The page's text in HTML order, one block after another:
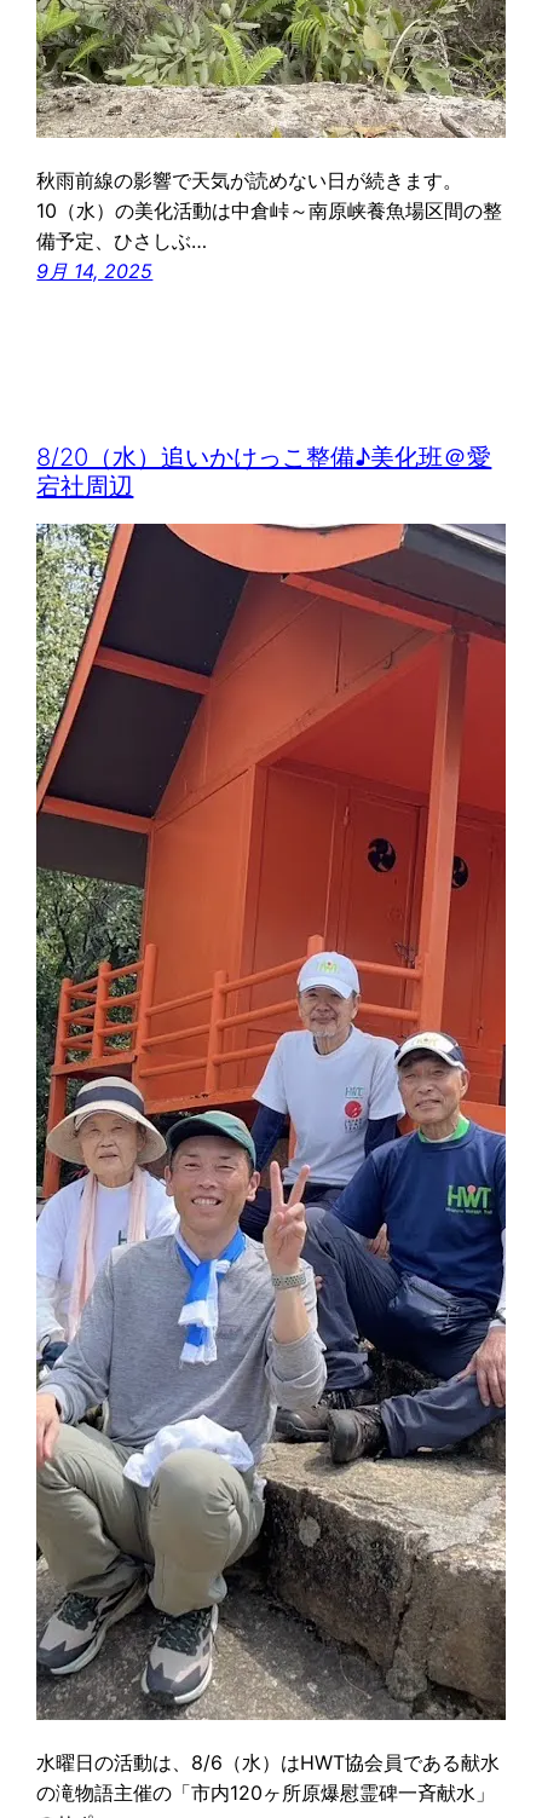
秋雨前線の影響で天気が読めない日が続きます。
10（水）の美化活動は中倉峠～南原峡養魚場区間の整
備予定、ひさしぶ…
9月 14, 2025
8/20（水）追いかけっこ整備♪美化班＠愛
宕社周辺
水曜日の活動は、8/6（水）はHWT協会員である献水
の滝物語主催の「市内120ヶ所原爆慰霊碑一斉献水」